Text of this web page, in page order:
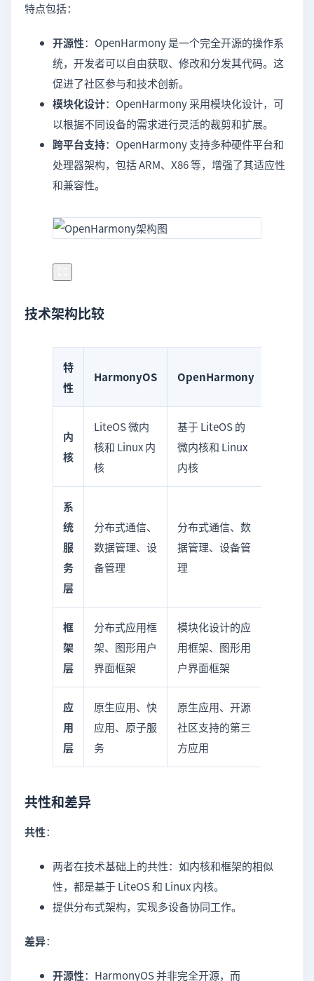
特点包括：
开源性：OpenHarmony 是一个完全开源的操作系
统，开发者可以自由获取、修改和分发其代码。这
促进了社区参与和技术创新。
模块化设计：OpenHarmony 采用模块化设计，可
以根据不同设备的需求进行灵活的裁剪和扩展。
跨平台支持：OpenHarmony 支持多种硬件平台和
处理器架构，包括 ARM、X86 等，增强了其适应性
和兼容性。
技术架构比较
特
性
HarmonyOS OpenHarmony
内
核
LiteOS 微内
核和 Linux 内
核
基于 LiteOS 的
微内核和 Linux
内核
系
统
服
务
层
分布式通信、
数据管理、设
备管理
分布式通信、数
据管理、设备管
理
框
架
层
分布式应用框
架、图形用户
界面框架
模块化设计的应
用框架、图形用
户界面框架
应
用
层
原生应用、快
应用、原子服
务
原生应用、开源
社区支持的第三
方应用
共性和差异
共性：
两者在技术基础上的共性：如内核和框架的相似
性，都是基于 LiteOS 和 Linux 内核。
提供分布式架构，实现多设备协同工作。
差异：
开源性：HarmonyOS 并非完全开源，而